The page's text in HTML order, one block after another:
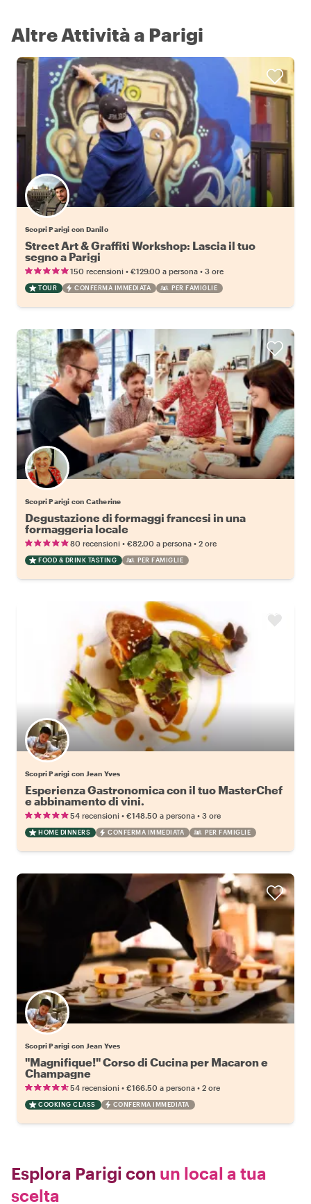
Altre Attività a Parigi
Scopri Parigi con Danilo
Street Art & Graffiti Workshop: Lascia il tuo
segno a Parigi
150 recensioni • €129.00 a persona • 3 ore
TOUR CONFERMA IMMEDIATA PER FAMIGLIE
Scopri Parigi con Catherine
Degustazione di formaggi francesi in una
formaggeria locale
80 recensioni • €82.00 a persona • 2 ore
FOOD & DRINK TASTING PER FAMIGLIE
Scopri Parigi con Jean Yves
Esperienza Gastronomica con il tuo MasterChef
e abbinamento di vini.
54 recensioni • €148.50 a persona • 3 ore
HOME DINNERS CONFERMA IMMEDIATA PER FAMIGLIE
Scopri Parigi con Jean Yves
"Magnifique!" Corso di Cucina per Macaron e
Champagne
54 recensioni • €166.50 a persona • 2 ore
COOKING CLASS CONFERMA IMMEDIATA
Esplora Parigi con un local a tua
scelta